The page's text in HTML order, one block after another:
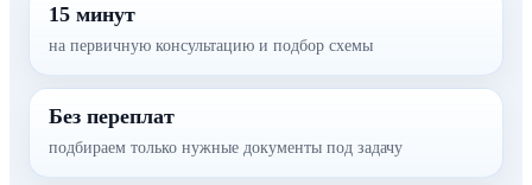
15 минут
на первичную консультацию и подбор схемы
Без переплат
подбираем только нужные документы под задачу